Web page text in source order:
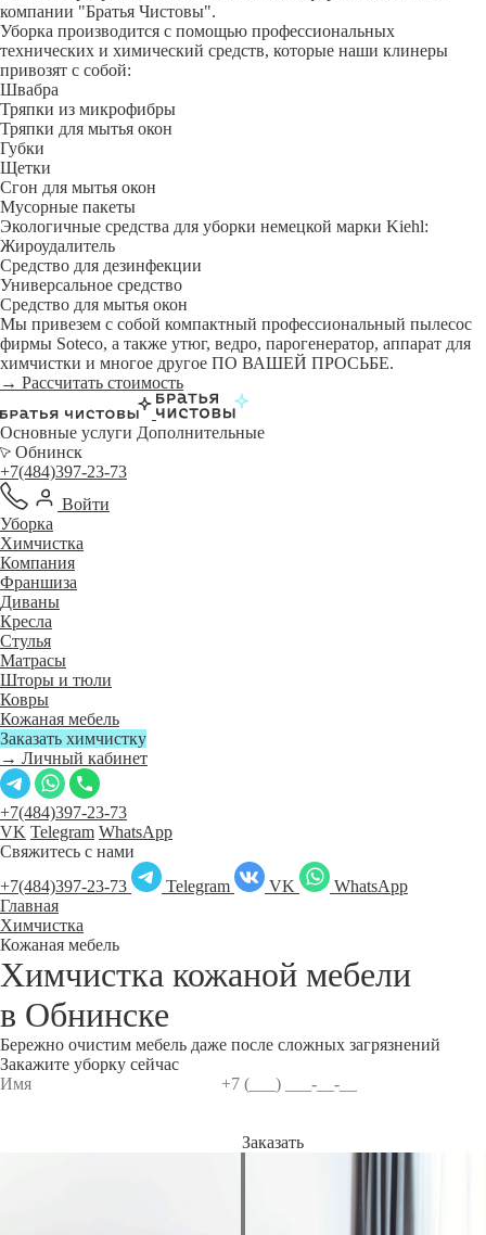
компании "Братья Чистовы".
Уборка производится с помощью профессиональных
технических и химический средств, которые наши клинеры
привозят с собой:
Швабра
Тряпки из микрофибры
Тряпки для мытья окон
Губки
Щетки
Сгон для мытья окон
Мусорные пакеты
Экологичные средства для уборки немецкой марки Kiehl:
Жироудалитель
Средство для дезинфекции
Универсальное средство
Средство для мытья окон
Мы привезем с собой компактный профессиональный пылесос
фирмы Soteco, а также утюг, ведро, парогенератор, аппарат для
химчистки и многое другое ПО ВАШЕЙ ПРОСЬБЕ.
→ Рассчитать стоимость
Основные услуги Дополнительные
Обнинск
+7(484)397-23-73
Войти
Уборка
Химчистка
Компания
Франшиза
Диваны
Кресла
Стулья
Матрасы
Шторы и тюли
Ковры
Кожаная мебель
Заказать химчистку
→ Личный кабинет
+7(484)397-23-73
VK Telegram WhatsApp
Свяжитесь с нами
+7(484)397-23-73
Telegram VK
WhatsApp
Главная
Химчистка
Кожаная мебель
Химчистка кожаной мебели
в Обнинске
Бережно очистим мебель даже после сложных загрязнений
Закажите уборку сейчас
Заказать